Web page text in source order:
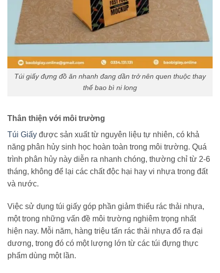
Túi giấy đựng đồ ăn nhanh đang dần trở nên quen thuộc thay
thế bao bì ni long
Thân thiện với môi trường
Túi Giấy được sản xuất từ nguyên liệu tự nhiên, có khả
năng phân hủy sinh học hoàn toàn trong môi trường. Quá
trình phân hủy này diễn ra nhanh chóng, thường chỉ từ 2-6
tháng, không để lại các chất độc hại hay vi nhựa trong đất
và nước.
Việc sử dụng túi giấy góp phần giảm thiểu rác thải nhựa,
một trong những vấn đề môi trường nghiêm trọng nhất
hiện nay. Mỗi năm, hàng triệu tấn rác thải nhựa đổ ra đại
dương, trong đó có một lượng lớn từ các túi đựng thực
phẩm dùng một lần.